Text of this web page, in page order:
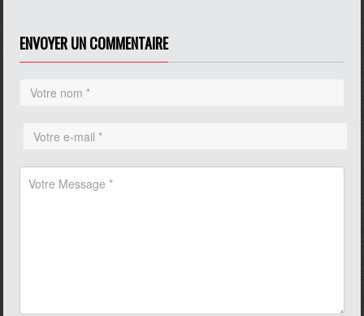
ENVOYER UN COMMENTAIRE